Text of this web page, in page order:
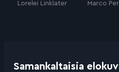
Lorelei Linklater Marco
Samankaltaisia